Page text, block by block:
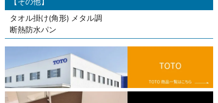
タオル掛け(角形) メタル調
断熱防水パン